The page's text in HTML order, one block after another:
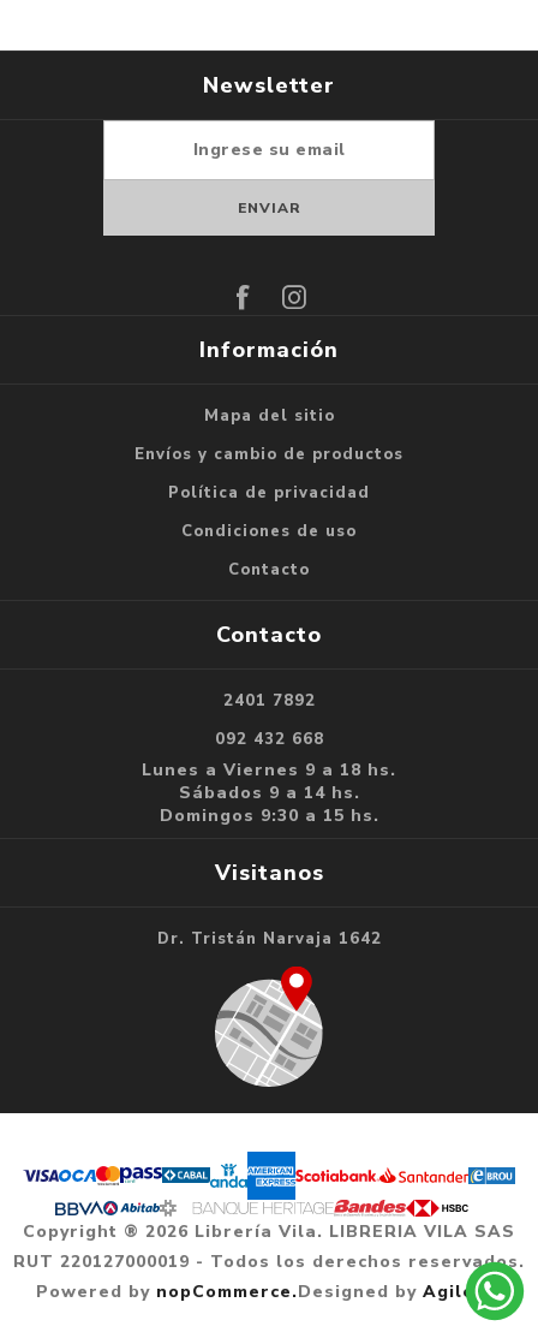
Newsletter
Información
Mapa del sitio
Envíos y cambio de productos
Política de privacidad
Condiciones de uso
Contacto
Contacto
2401 7892
092 432 668
Lunes a Viernes 9 a 18 hs.
Sábados 9 a 14 hs.
Domingos 9:30 a 15 hs.
Visitanos
Dr. Tristán Narvaja 1642
Copyright ® 2026 Librería Vila. LIBRERIA VILA SAS
RUT 220127000019 - Todos los derechos reservados.
Powered by nopCommerce.Designed by Agile.uy